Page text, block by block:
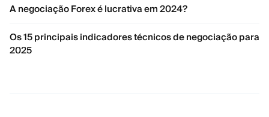
A negociação Forex é lucrativa em 2024?
Os 15 principais indicadores técnicos de negociação para
2025